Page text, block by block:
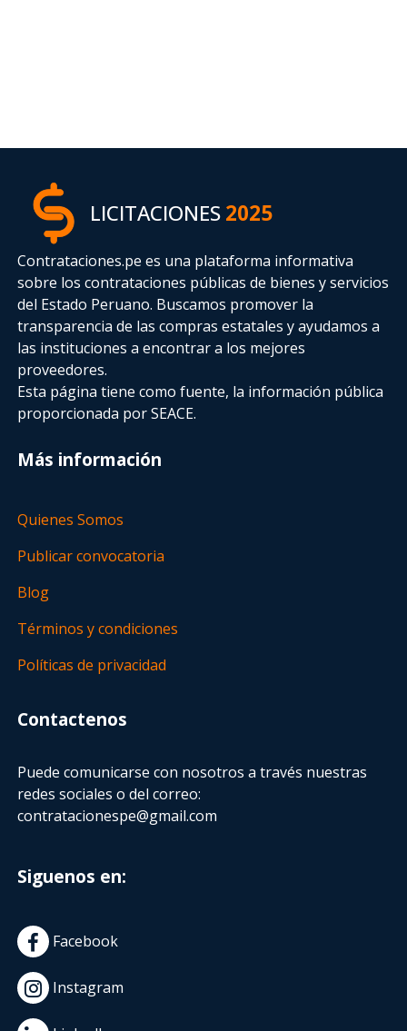
LICITACIONES2025
Contrataciones.pe es una plataforma informativa
sobre los contrataciones públicas de bienes y servicios
del Estado Peruano. Buscamos promover la
transparencia de las compras estatalesy ayudamos a
las instituciones a encontrar a los mejores
proveedores.
Esta página tiene como fuente, la información pública
proporcionada por SEACE.
Más información
Quienes Somos
Publicar convocatoria
Blog
Términos y condiciones
Políticas de privacidad
Contactenos
Puede comunicarse con nosotros a través nuestras
redes sociales o del correo:
contratacionespe@gmail.com
Siguenos en:
Facebook
Instagram